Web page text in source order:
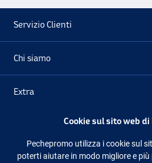
Servizio Clienti
Chi siamo
Extra
Seguici
Cookie sul sito web di
Pechepromo utilizza i cookie sul
poterti aiutare in modo migliore e